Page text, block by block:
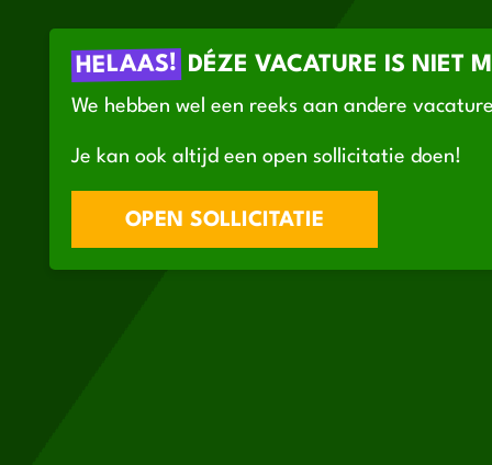
HELAAS! DÉZE VACATURE IS NIET
We hebben wel een reeks aan andere
Je kan ook altijd een open sollicitatie doen!
OPEN SOLLICITATIE